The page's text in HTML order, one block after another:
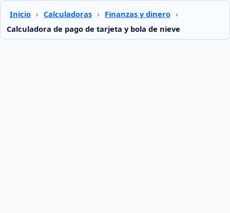
Inicio › Calculadoras › Finanzas y dinero ›
Calculadora de pago de tarjeta y bola de nieve